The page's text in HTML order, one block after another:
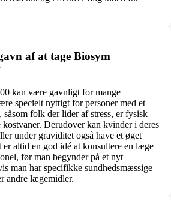
af at tage Biosym
kan være gavnligt for mange
specielt nyttigt for personer med et
såsom folk der lider af stress, er fysisk
Derudover kan kvinder i deres
under graviditet også have et øget
er altid en god idé at konsultere en læge
før man begynder på et nyt
man har specifikke sundhedsmæssige
andre lægemidler.